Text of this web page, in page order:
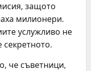
защото
милионери.
услужливо не
секретното.
че съветници,